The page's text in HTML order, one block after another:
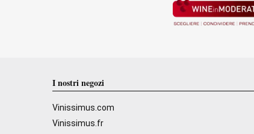
I nostri negozi
Vinissimus.com
Vinissimus.fr